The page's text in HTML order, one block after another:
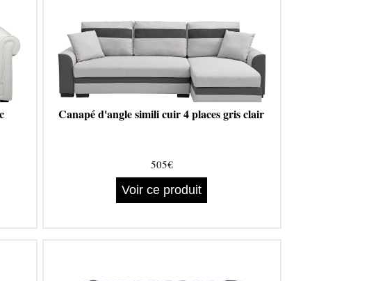
Canapé d'angle simili cuir 4 places gris clair
505€
Voir ce produit